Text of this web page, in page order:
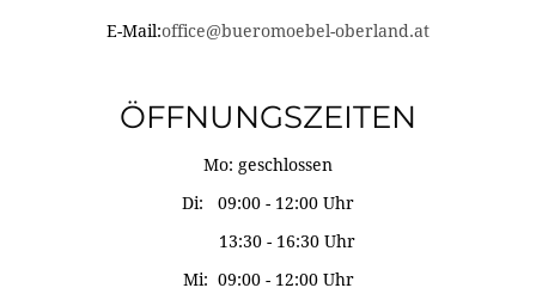
E-Mail:office@bueromoebel-oberland.at
ÖFFNUNGSZEITEN
Mo: geschlossen
Di: 09:00 - 12:00 Uhr
13:30 - 16:30 Uhr
Mi: 09:00 - 12:00 Uhr